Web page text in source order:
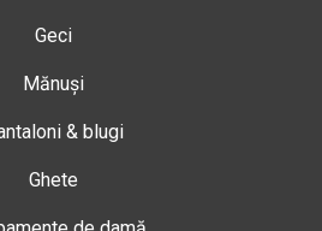
Geci
Mănuși
& blugi
Ghete